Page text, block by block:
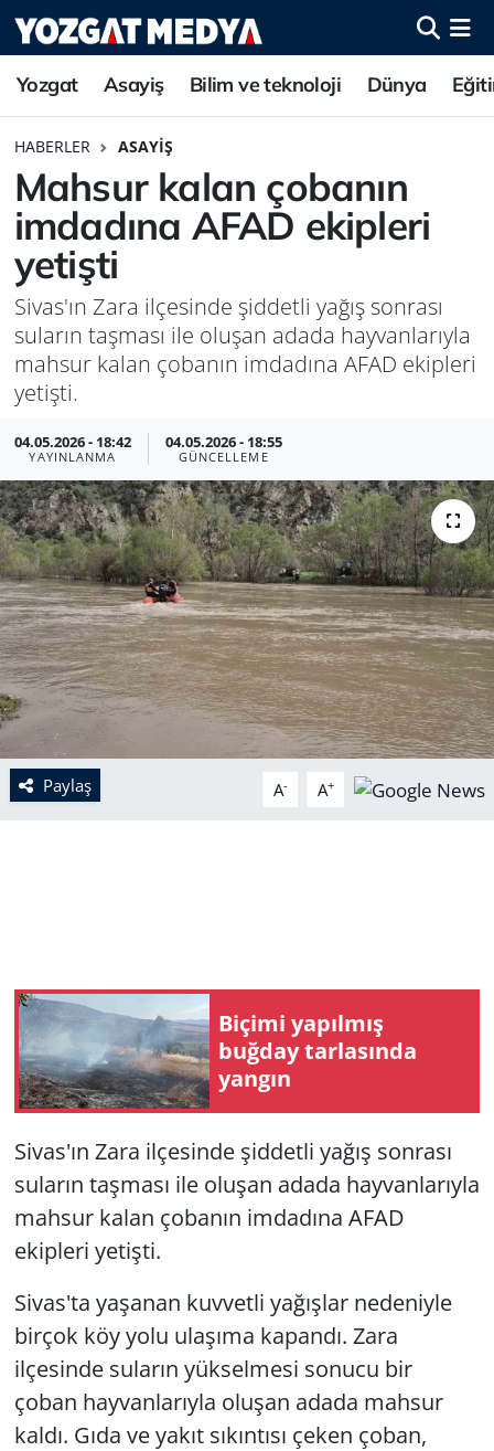
Yozgat Asayiş Bilim ve teknoloji Dünya
HABERLER ASAYIŞ
Mahsur kalan çobanın
imdadına AFAD ekipleri
yetişti
Sivas'ın Zara ilçesinde şiddetli yağış sonrası
suların taşması ile oluşan adada hayvanlarıyla
mahsur kalan çobanın imdadına AFAD ekipleri
yetişti.
04.05.2026 - 18:42
YAYINLANMA
04.05.2026 - 18:55
GÜNCELLEME
Paylaş A- A+
Biçimi yapılmış
buğday tarlasında
yangın
Sivas'ın Zara ilçesinde şiddetli yağış sonrası
suların taşması ile oluşan adada hayvanlarıyla
mahsur kalan çobanın imdadına AFAD
ekipleri yetişti.
Sivas'ta yaşanan kuvvetli yağışlar nedeniyle
birçok köy yolu ulaşıma kapandı. Zara
ilçesinde suların yükselmesi sonucu bir
çoban hayvanlarıyla oluşan adada mahsur
kaldı. Gıda ve yakıt sıkıntısı çeken çoban,